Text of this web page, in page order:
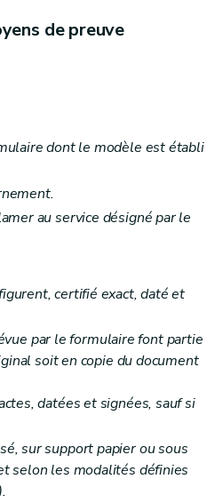
de preuve
dont le modèle est établi
au service désigné par le
certifié exact, daté et
par le formulaire font partie
soit en copie du document
datées et signées, sauf si
sur support papier ou sous
selon les modalités définies